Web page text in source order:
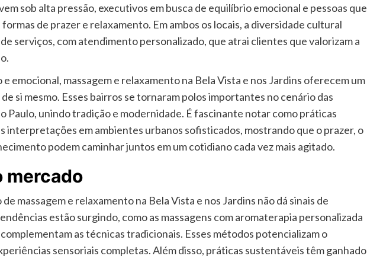
sob alta pressão, executivos em busca de equilíbrio emocional e pessoas que
de prazer e relaxamento. Em ambos os locais, a diversidade cultural
serviços, com atendimento personalizado, que atrai clientes que valorizam a
emocional, massagem e relaxamento na Bela Vista e nos Jardins oferecem um
si mesmo. Esses bairros se tornaram polos importantes no cenário das
Paulo, unindo tradição e modernidade. É fascinante notar como práticas
interpretações em ambientes urbanos sofisticados, mostrando que o prazer, o
podem caminhar juntos em um cotidiano cada vez mais agitado.
mercado
massagem e relaxamento na Bela Vista e nos Jardins não dá sinais de
estão surgindo, como as massagens com aromaterapia personalizada
as técnicas tradicionais. Esses métodos potencializam o
sensoriais completas. Além disso, práticas sustentáveis têm ganhado